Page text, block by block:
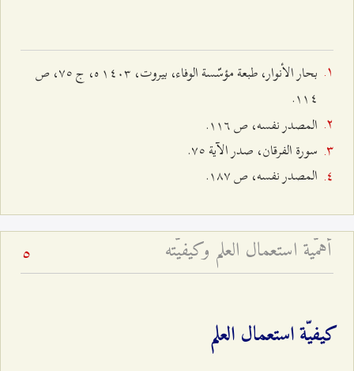
بحار الأنوار، طبعة مؤسّسة الوفاء، بيروت، ۱٤۰٣ ه، ج ۷٥، ص
۱۱٤.
المصدر نفسه، ص ۱۱٦.
سورة الفرقان، صدر الآية ۷٥.
المصدر نفسه، ص ۱۸۷.
أهمّية استعمال العلم وكيفيّته 5
كيفيّة استعمال العلم